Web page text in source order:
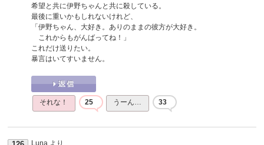
希望と共に伊野ちゃんと共に殺している。
最後に重いかもしれないけれど、
「伊野ちゃん、大好き。ありのままの彼方が大好き。
これからもがんばってね！」
これだけ送りたい。
暴言はいてすいません。
それな！ 25 うーん… 33
Luna より